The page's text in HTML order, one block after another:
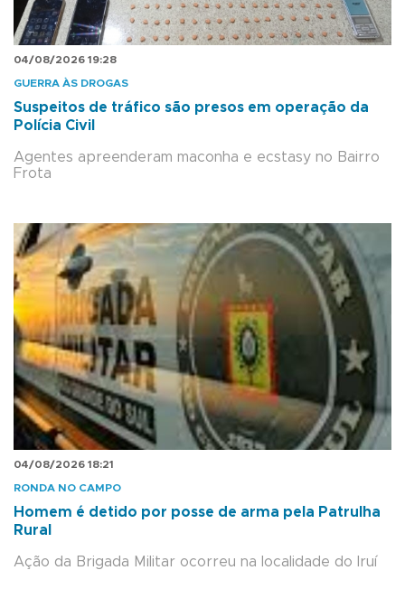
04/08/2026 19:28
GUERRA ÀS DROGAS
Suspeitos de tráfico são presos em operação da
Polícia Civil
Agentes apreenderam maconha e ecstasy no Bairro
Frota
04/08/2026 18:21
RONDA NO CAMPO
Homem é detido por posse de arma pela Patrulha
Rural
Ação da Brigada Militar ocorreu na localidade do Iruí